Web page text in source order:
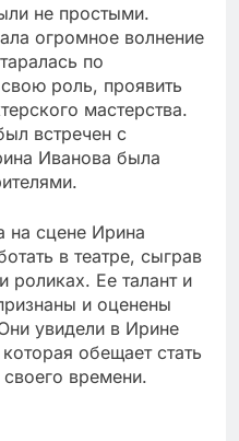
не простыми.
огромное волнение
по
роль, проявить
мастерства.
встречен с
Иванова была
на сцене Ирина
в театре, сыграв
роликах. Ее талант и
и оценены
увидели в Ирине
обещает стать
времени.